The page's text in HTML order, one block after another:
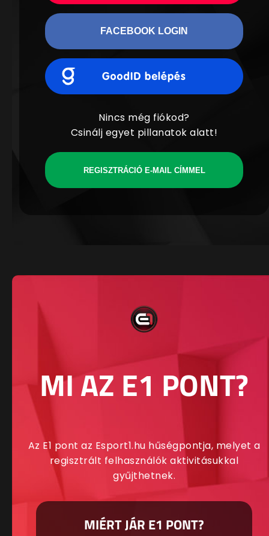
FACEBOOK LOGIN
Nincs még fiókod?
Csinálj egyet pillanatok alatt!
REGISZTRÁCIÓ E-MAIL CÍMMEL
MI AZ E1 PONT?
Az E1 pont az Esport1.hu hűségpontja, melyet a
regisztrált felhasználók aktivitásukkal
gyűjthetnek.
MIÉRT JÁR E1 PONT?